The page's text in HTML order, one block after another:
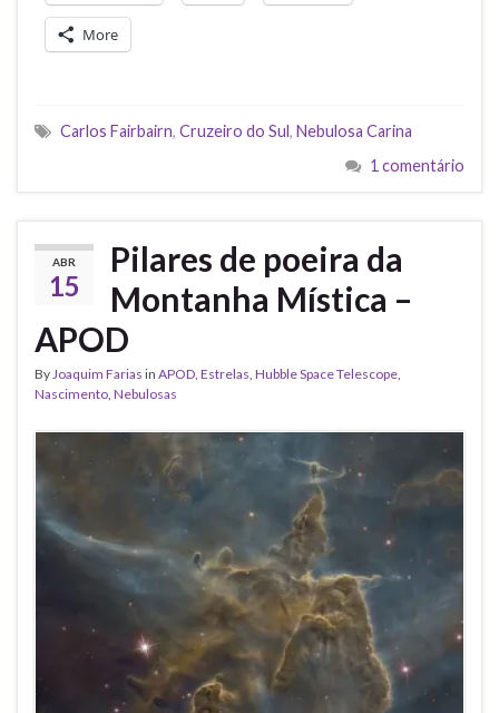
More
Carlos Fairbairn, Cruzeiro do Sul, Nebulosa Carina
1 comentário
ABR
15
Pilares de poeira da
Montanha Mística –
APOD
ByJoaquim Farias in APOD, Estrelas, Hubble Space Telescope,
Nascimento, Nebulosas